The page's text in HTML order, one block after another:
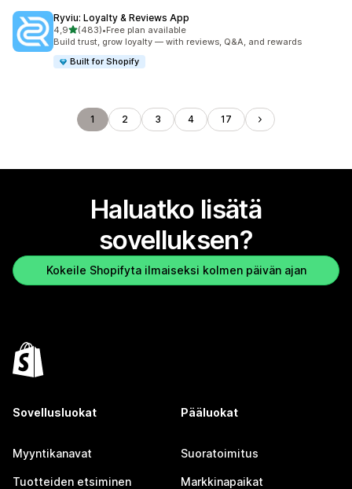
Ryviu: Loyalty & Reviews App
4,9/ 5 tähteä
(483)
483 arvostelua yhteensä
•Free plan available
Build trust, grow loyalty — with reviews, Q&A, and rewards
Built for Shopify
1 2 3 4 17
Haluatko lisätä
sovelluksen?
Kokeile Shopifyta ilmaiseksi kolmen päivän ajan
Sovellusluokat
Myyntikanavat
Tuotteiden etsiminen
Pääluokat
Suoratoimitus
Markkinapaikat